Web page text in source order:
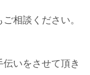
相談ください。
いをさせて頂き